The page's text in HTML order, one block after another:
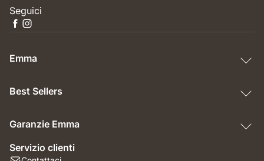
Seguici
Emma
Best Sellers
Garanzie Emma
Servizio clienti